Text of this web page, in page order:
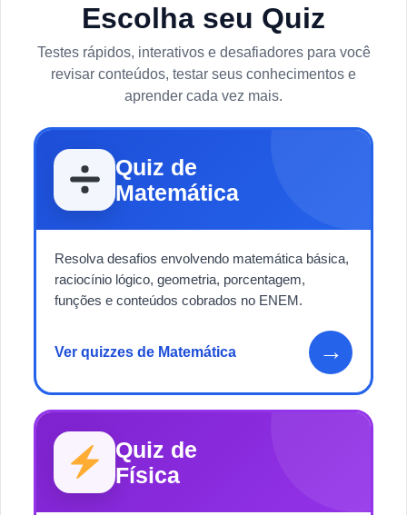
Escolha seu Quiz
Testes rápidos, interativos e desafiadores para você
revisar conteúdos, testar seus conhecimentos e
aprender cada vez mais.
Quiz de
Matemática
Resolva desafios envolvendo matemática básica,
raciocínio lógico, geometria, porcentagem,
funções e conteúdos cobrados no ENEM.
Ver quizzes de Matemática →
Quiz de
Física